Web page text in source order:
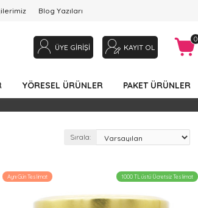
Blog Yazıları
ÜYE GIRIŞI KAYIT OL
0
YÖRESEL ÜRÜNLER PAKET ÜRÜNLER
Sırala:
Aynı Gün Teslimat 1000 TL üstü Ücretsiz Teslimat